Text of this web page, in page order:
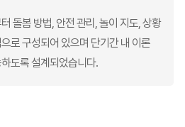
돌봄 방법, 안전 관리, 놀이 지도, 상황
로 구성되어 있으며 단기간 내 이론
도록 설계되었습니다.